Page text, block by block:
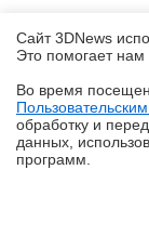
Обзор робота-
на дачу
Сайт 3DNews
Это помогает нам
Во время
обработку и
данных,
программ.